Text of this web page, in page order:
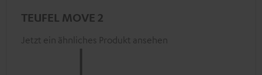
TEUFEL MOVE 2
Jetzt ein ähnliches Produkt ansehen